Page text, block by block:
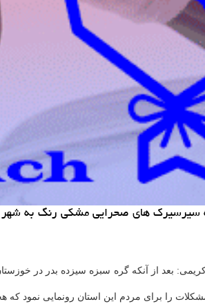
های صحرایی مشكی رنگ به شهر
بعد از آنكه گره سبزه سیزده بدر در
را برای مردم این استان رونمایی